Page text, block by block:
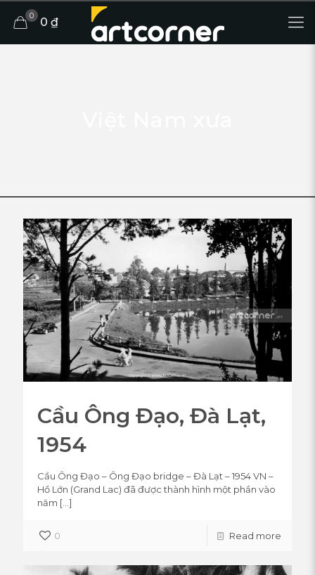
0 0 ₫
Cầu Ông Đạo, Đà Lạt,
1954
Cầu Ông Đạo – Ông Đạo bridge – Đà Lạt – 1954 VN –
Hồ Lớn (Grand Lac) đã được thành hình một phần vào
năm […]
0 Read more